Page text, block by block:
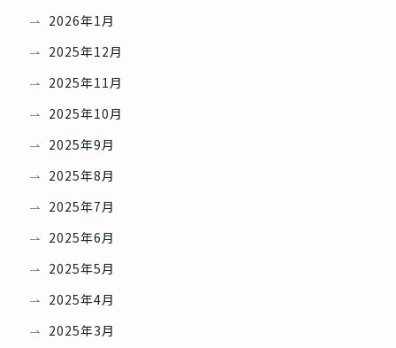
2026年1月
2025年12月
2025年11月
2025年10月
2025年9月
2025年8月
2025年7月
2025年6月
2025年5月
2025年4月
2025年3月